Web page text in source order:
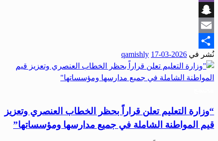
Viber
Snapchat
Email
Share
نُشر في 2026-03-17
qamishly
“وزارة التعليم تعلن قراراً بحظر الخطاب العنصري وتعزيز
قيم المواطنة الشاملة في جميع مدارسها ومؤسساتها”